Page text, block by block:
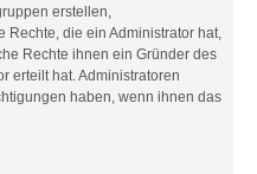
erstellen,
die ein Administrator hat,
Rechte ihnen ein Gründer des
erteilt hat. Administratoren
haben, wenn ihnen das